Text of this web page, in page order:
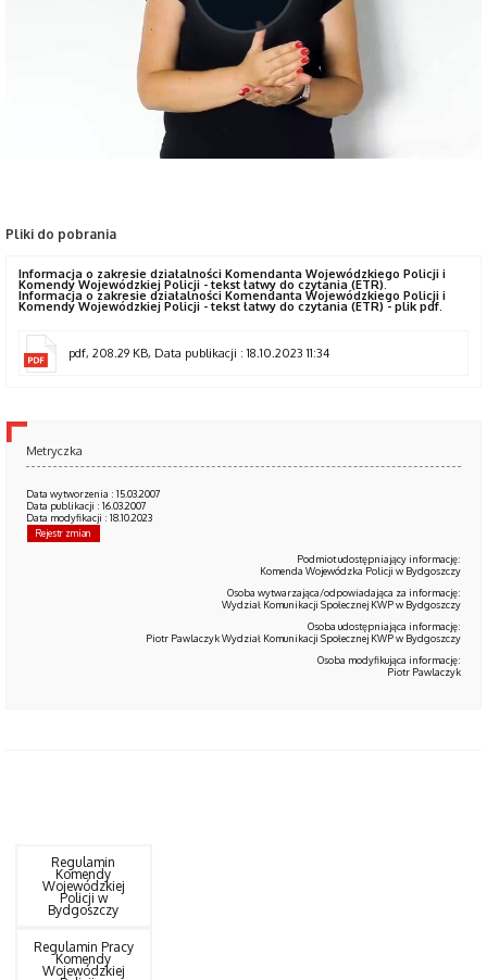
Pliki do pobrania
Informacja o zakresie działalności Komendanta Wojewódzkiego Policji i
Komendy Wojewódzkiej Policji - tekst łatwy do czytania (ETR).
Informacja o zakresie działalności Komendanta Wojewódzkiego Policji i
Komendy Wojewódzkiej Policji - tekst łatwy do czytania (ETR) - plik pdf.
pdf, 208.29 KB, Data publikacji : 18.10.2023 11:34
Metryczka
Data wytworzenia : 15.03.2007
Data publikacji : 16.03.2007
Data modyfikacji : 18.10.2023
Rejestr zmian
Podmiot udostępniający informację:
Komenda Wojewódzka Policji w Bydgoszczy
Osoba wytwarzająca/odpowiadająca za informację:
Wydział Komunikacji Społecznej KWP w Bydgoszczy
Osoba udostępniająca informację:
Piotr Pawlaczyk Wydział Komunikacji Społecznej KWP w Bydgoszczy
Osoba modyfikująca informację:
Piotr Pawlaczyk
Regulamin
Komendy
Wojewódzkiej
Policji w
Bydgoszczy
Regulamin Pracy
Komendy
Wojewódzkiej